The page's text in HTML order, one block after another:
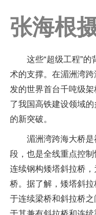
张海根
这些“超级工程”的
术的支撑。在湄洲湾
发的世界首台千吨级
了我国高铁建设领域
的新突破。
湄洲湾跨海大桥
段，也是全线重点控
连续钢构矮塔斜拉桥
桥。据了解，矮塔斜拉
于连续梁桥和斜拉桥